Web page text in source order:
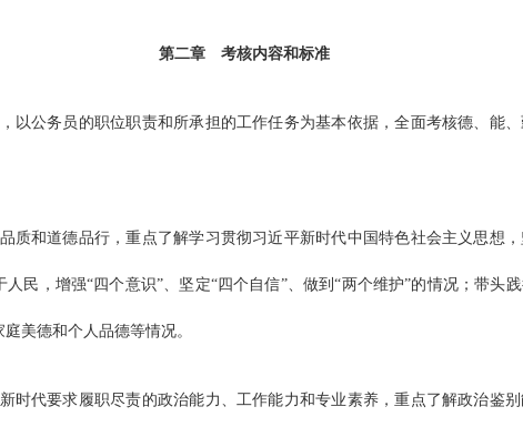
第二章 考核内容和标准
以公务员的职位职责和所承担的工作任务为基本依据，全面考核德、能
和道德品行，重点了解学习贯彻习近平新时代中国特色社会主义思想，
民，增强“四个意识”、坚定“四个自信”、做到“两个维护”的情况；带头
美德和个人品德等情况。
代要求履职尽责的政治能力、工作能力和专业素养，重点了解政治鉴别